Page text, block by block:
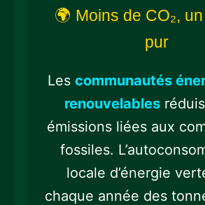
🌍 Moins de CO₂,
pur
Les communautés
renouvelables
émissions liées aux
fossiles.
locale d’énergie
chaque année des